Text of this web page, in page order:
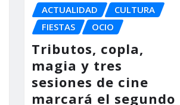
ACTUALIDAD
CULTURA
FIESTAS
OCIO
Tributos, copla,
magia y tres
sesiones de cine
marcará el segundo